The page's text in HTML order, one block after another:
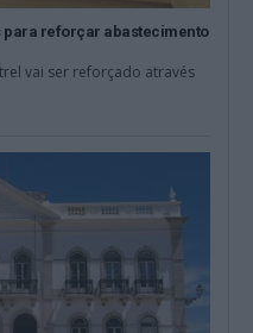
para reforçar abastecimento
vai ser reforçado através